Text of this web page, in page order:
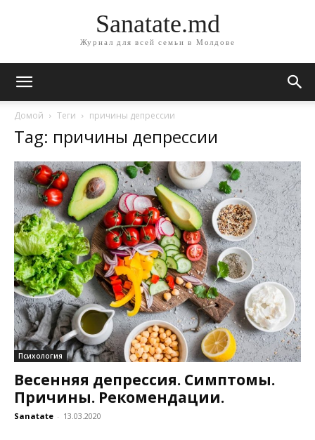
Sanatate.md
Журнал для всей семьи в Молдове
Домой Теги причины депрессии
Tag: причины депрессии
Психология
Весенняя депрессия. Симптомы.
Причины. Рекомендации.
Sanatate - 13.03.2020